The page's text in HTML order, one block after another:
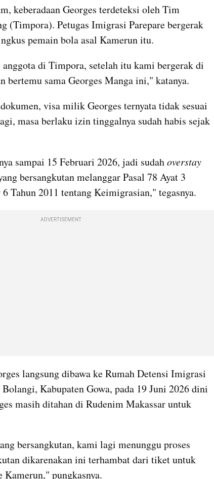
keberadaan Georges terdeteksi oleh Tim
(Timpora). Petugas Imigrasi Parepare bergerak
pemain bola asal Kamerun itu.
di Timpora, setelah itu kami bergerak di
bertemu sama Georges Manga ini," katanya.
visa milik Georges ternyata tidak sesuai
masa berlaku izin tinggalnya sudah habis sejak
sampai 15 Februari 2026, jadi sudah overstay
bersangkutan melanggar Pasal 78 Ayat 3
Tahun 2011 tentang Keimigrasian," tegasnya.
ADVERTISEMENT
langsung dibawa ke Rumah Detensi Imigrasi
Kabupaten Gowa, pada 19 Juni 2026 dini
masih ditahan di Rudenim Makassar untuk
bersangkutan, kami lagi menunggu proses
dikarenakan ini terhambat dari tiket untuk
pungkasnya.